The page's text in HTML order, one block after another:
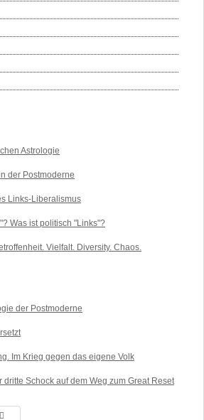
Astrologie
der Postmoderne
Links-Liberalismus
Was ist politisch "Links"?
Vielfalt. Diversity. Chaos.
der Postmoderne
Im Krieg gegen das eigene Volk
dritte Schock auf dem Weg zum Great Reset